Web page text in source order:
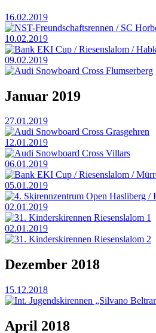
16.02.2019
NST-Freundschaftsrennen / SC
10.02.2019
Bank EKI Cup / Riesenslalom /
09.02.2019
Audi Snowboard Cross Flumserberg
Januar 2019
27.01.2019
Audi Snowboard Cross Grasgehren
12.01.2019
Audi Snowboard Cross Villars
06.01.2019
Bank EKI Cup / Riesenslalom /
05.01.2019
4. Skirennzentrum Open Hasliberg /
02.01.2019
31. Kinderskirennen Riesenslalom 1
02.01.2019
31. Kinderskirennen Riesenslalom 2
Dezember 2018
15.12.2018
Int. Jugendskirennen „Silvano
April 2018